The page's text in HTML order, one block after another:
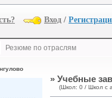
Вход /
Резюме по отраслям
» Учебные
(Школ: 0 / Школ с